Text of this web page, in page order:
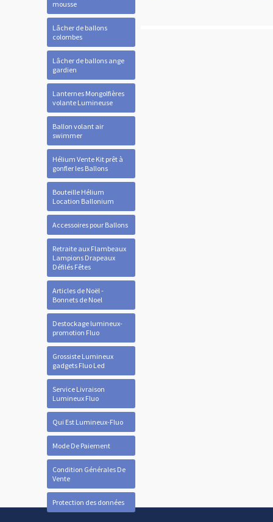
mousse
Lâcher de ballons
colombes
Lâcher de ballons ange
gardien
Lanternes Mongolfières
volante Lumineuse
Ballon volant air
swimmer
Hélium Vente Kit prêt à
gonfler les Ballons
Bouteille Hélium
Location Ballonium
Accessoires pour Ballons
Retraite aux Flambeaux
Lampions Drapeaux
Défilés Fêtes
Articles de Noël -
Bonnets de Noel
Destockage lumineux-
promotion Fluo
Grossiste Lumineux
gadgets Fluo Led
Service Livraison
Lumineux Fluo
Qui Est Lumineux-Fluo
Mode De Paiement
Condition Générales De
Vente
Protection des données